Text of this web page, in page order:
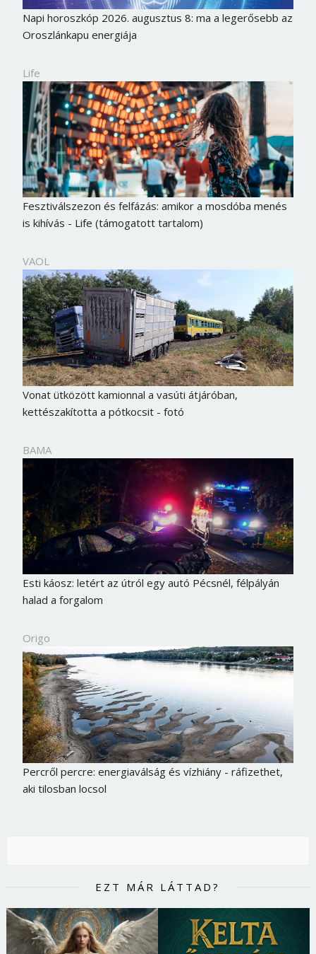
Napi horoszkóp 2026. augusztus 8: ma a legerősebb az
Oroszlánkapu energiája
Life
Fesztiválszezon és felfázás: amikor a mosdóba menés
is kihívás - Life (támogatott tartalom)
VAOL
Vonat ütközött kamionnal a vasúti átjáróban,
kettészakította a pótkocsit - fotó
BAMA
Esti káosz: letért az útról egy autó Pécsnél, félpályán
halad a forgalom
Origo
Percről percre: energiaválság és vízhiány - ráfizethet,
aki tilosban locsol
EZT MÁR LÁTTAD?
Jelszó